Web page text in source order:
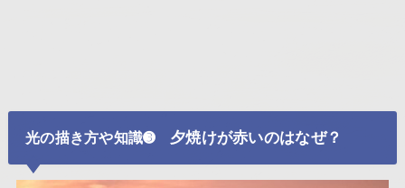
光の描き方や知識➌ 夕焼けが赤いのはなぜ？